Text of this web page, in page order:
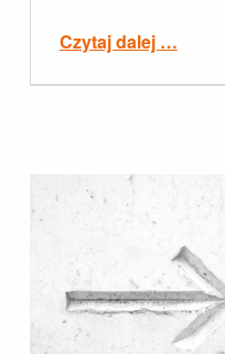
Czytaj dalej …